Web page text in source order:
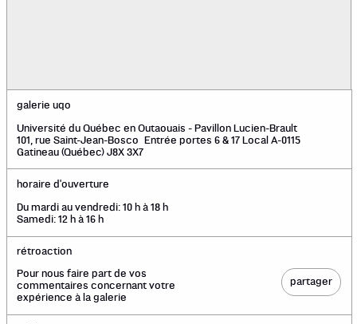
galerie uqo
Université du Québec en Outaouais - Pavillon Lucien-Brault
101, rue Saint-Jean-Bosco Entrée portes 6 & 17 Local A-0115
Gatineau (Québec) J8X 3X7
horaire d'ouverture
Du mardi au vendredi: 10 h à 18 h
Samedi: 12 h à 16 h
rétroaction
Pour nous faire part de vos
commentaires concernant votre
expérience à la galerie
partager